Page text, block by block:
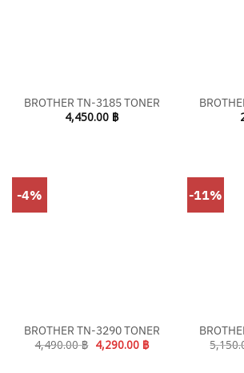
BROTHER TN-3185 TONER
4,450.00 ฿
-4%
BROTHER TN-3290 TONER
4,490.00฿ Original
price
4,290.00 ฿Current
-11%